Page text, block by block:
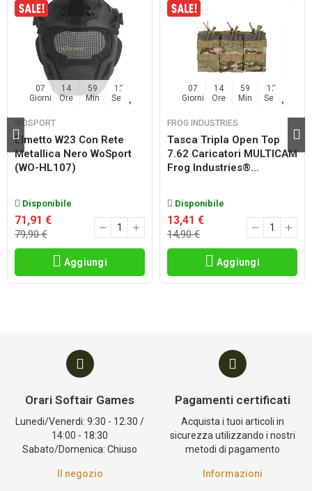
07
Giorni
14
Ore
59
Min
11
Sec
WOSPORT
Elmetto W23 Con Rete
Metallica Nero WoSport
(WO-HL107)
Disponibile
71,91 €
79,90 €
Aggiungi
07
Giorni
14
Ore
59
Min
11
Sec
FROG INDUSTRIES
Tasca Tripla Open Top
7.62 Caricatori MULTICAM
Frog Industries®...
Disponibile
13,41 €
14,90 €
Aggiungi
Orari Softair Games
Lunedi/Venerdi: 9:30 - 12:30 /
14:00 - 18:30
Sabato/Domenica: Chiuso
Il negozio
Pagamenti certificati
Acquista i tuoi articoli in
sicurezza utilizzando i nostri
metodi di pagamento
Informazioni